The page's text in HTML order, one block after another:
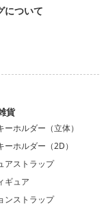
について
貨
ーホルダー（立体）
ーホルダー（2D）
アストラップ
ギュア
ンストラップ